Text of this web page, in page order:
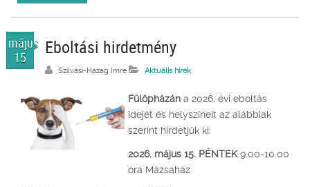
május
15
Eboltási hirdetmény
Szilvási-Hazag Imre Aktuális hírek
Fülöpházán a 2026. évi eboltás
idejét és helyszíneit az alábbiak
szerint hirdetjük ki:
2026. május 15. PÉNTEK9.00-10.00
óra Mázsaház